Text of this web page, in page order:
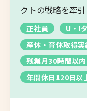
求人閲覧
転
空知エリア
道東エリア
釧路・根室エ
オホーツクエリ
後志エリア
胆振・日高エ
クトの戦略を牽引
正社員
U・I
産休・育休取得実
残業月30時間以内
年間休日120日以